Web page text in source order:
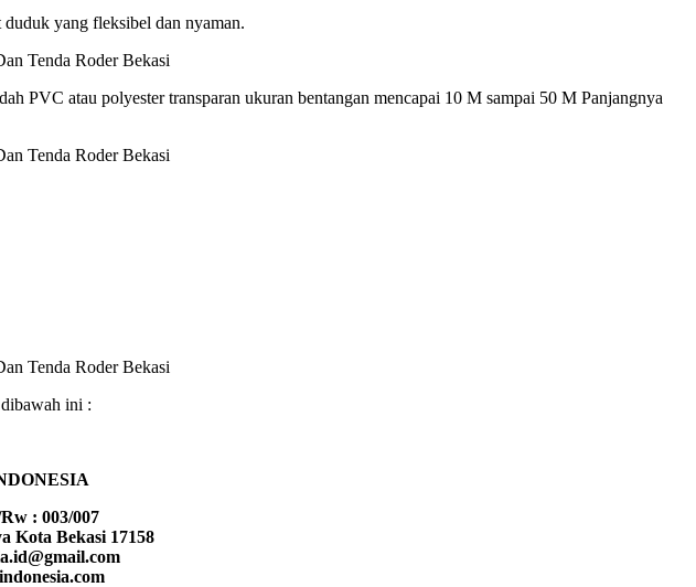
yang fleksibel dan nyaman.
PVC atau polyester transparan ukuran bentangan mencapai 10 M sampai 50 M Panjangnya
ini :
: 003/007
Kota Bekasi 17158